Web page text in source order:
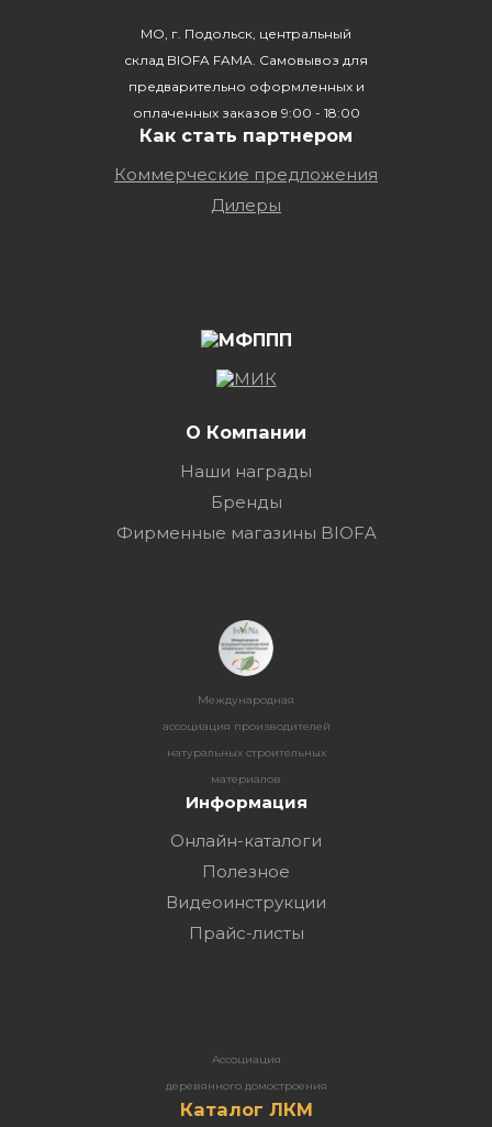
МО, г. Подольск, центральный
склад BIOFA FAMA. Самовывоз для
предварительно оформленных и
оплаченных заказов 9:00 - 18:00
Как стать партнером
Коммерческие предложения
Дилеры
О Компании
Наши награды
Бренды
Фирменные магазины BIOFA
Международная
ассоциация производителей
натуральных строительных
материалов
Информация
Онлайн-каталоги
Полезное
Видеоинструкции
Прайс-листы
Ассоциация
деревянного домостроения
Каталог ЛКМ